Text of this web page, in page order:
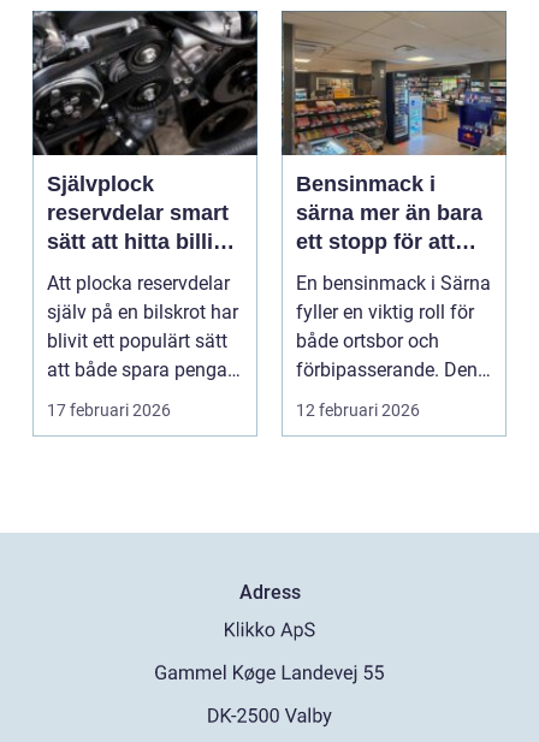
Självplock
reservdelar smart
sätt att hitta billiga
bildelar
Att plocka reservdelar
själv på en bilskrot har
blivit ett populärt sätt
att både spara pengar
och g...
17 februari 2026
Bensinmack i
särna mer än bara
ett stopp för att
tanka
En bensinmack i Särna
fyller en viktig roll för
både ortsbor och
förbipasserande. Den
fungerar som e...
12 februari 2026
Adress